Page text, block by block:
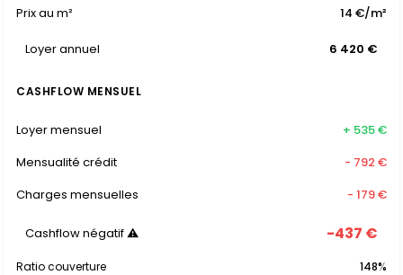
Prix au m² 14 €/m²
Loyer annuel 6 420 €
CASHFLOW MENSUEL
Loyer mensuel
+ 535 €
Mensualité crédit
- 792 €
Charges mensuelles
- 179 €
Cashflow négatif ⚠ -437 €
Ratio couverture 148%